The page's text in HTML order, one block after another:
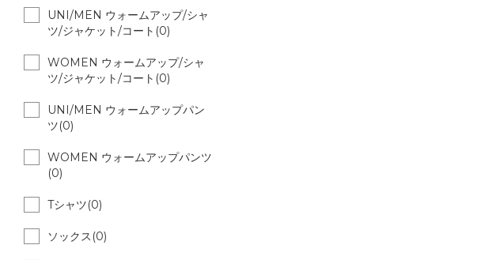
UNI/MEN ウォームアップ/シャ
ツ/ジャケット/コート(0)
WOMEN ウォームアップ/シャ
ツ/ジャケット/コート(0)
UNI/MEN ウォームアップパン
ツ(0)
WOMEN ウォームアップパンツ
(0)
Tシャツ(0)
ソックス(0)